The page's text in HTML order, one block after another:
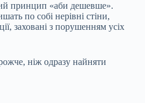
принцип «аби дешевше».
по собі нерівні стіни,
заховані з порушенням усіх
ніж одразу найняти